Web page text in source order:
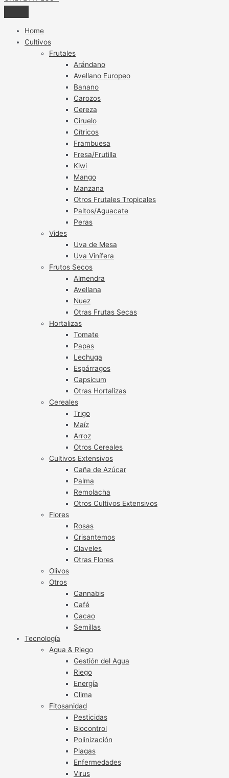
Home
Cultivos
Frutales
Arándano
Avellano Europeo
Banano
Carozos
Cereza
Ciruelo
Cítricos
Frambuesa
Fresa/Frutilla
Kiwi
Mango
Manzana
Otros Frutales Tropicales
Paltos/Aguacate
Peras
Vides
Uva de Mesa
Uva Vinífera
Frutos Secos
Almendra
Avellana
Nuez
Otras Frutas Secas
Hortalizas
Tomate
Papas
Lechuga
Espárragos
Capsicum
Otras Hortalizas
Cereales
Trigo
Maíz
Arroz
Otros Cereales
Cultivos Extensivos
Caña de Azúcar
Palma
Remolacha
Otros Cultivos Extensivos
Flores
Rosas
Crisantemos
Claveles
Otras Flores
Olivos
Otros
Cannabis
Café
Cacao
Semillas
Tecnología
Agua & Riego
Gestión del Agua
Riego
Energía
Clima
Fitosanidad
Pesticidas
Biocontrol
Polinización
Plagas
Enfermedades
Virus